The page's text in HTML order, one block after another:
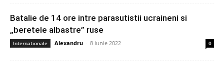
Batalie de 14 ore intre parasutistii ucraineni si
„beretele albastre” ruse
Internationale Alexandru - 8 iunie 2022 0